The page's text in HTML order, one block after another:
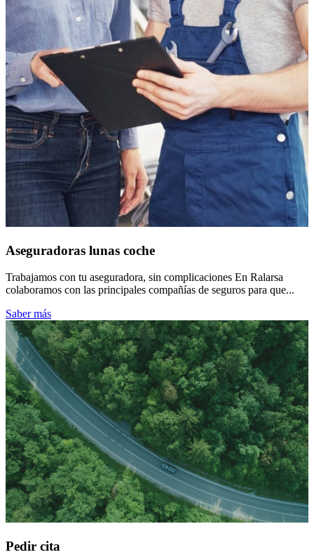
Aseguradoras lunas coche
Trabajamos con tu aseguradora, sin complicaciones En Ralarsa
colaboramos con las principales compañías de seguros para que...
Saber más
Pedir cita